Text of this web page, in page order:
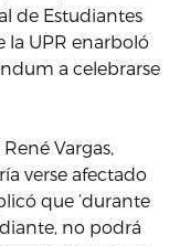
de Estudiantes
la UPR enarboló
a celebrarse
Vargas,
verse afectado
que ‘durante
no podrá